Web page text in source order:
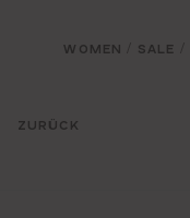
ZURÜCK
WOMEN SALE